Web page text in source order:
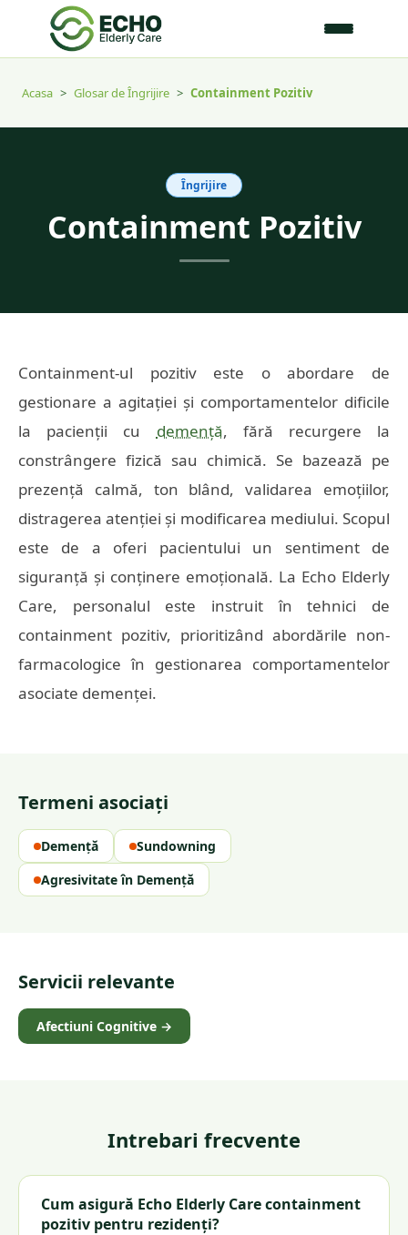
Acasa > Glosar de Îngrijire > Containment Pozitiv
Îngrijire
Containment Pozitiv
Containment-ul pozitiv este o abordare de
gestionare a agitației și comportamentelor dificile
la pacienții cu demență, fără recurgere la
constrângere fizică sau chimică. Se bazează pe
prezență calmă, ton blând, validarea emoțiilor,
distragerea atenției și modificarea mediului. Scopul
este de a oferi pacientului un sentiment de
siguranță și conținere emoțională. La Echo Elderly
Care, personalul este instruit în tehnici de
containment pozitiv, prioritizând abordările non-
farmacologice în gestionarea comportamentelor
asociate demenței.
Termeni asociați
Demență
Sundowning
Agresivitate în Demență
Servicii relevante
Afectiuni Cognitive →
Intrebari frecvente
Cum asigură Echo Elderly Care containment
pozitiv pentru rezidenți?